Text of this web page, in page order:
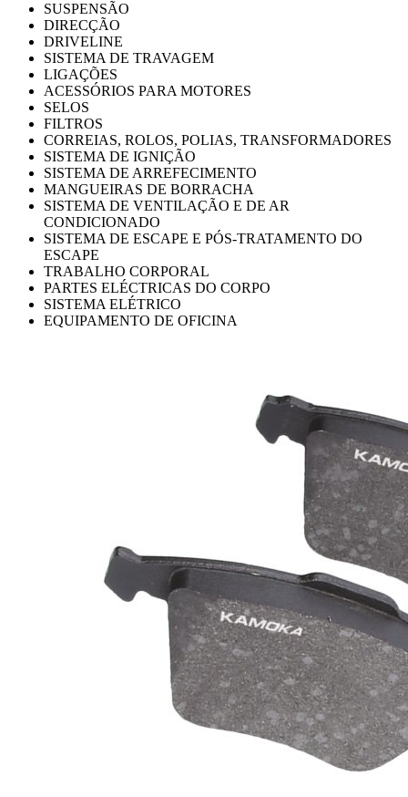
SUSPENSÃO
DIRECÇÃO
DRIVELINE
SISTEMA DE TRAVAGEM
LIGAÇÕES
ACESSÓRIOS PARA MOTORES
SELOS
FILTROS
CORREIAS, ROLOS, POLIAS, TRANSFORMADORES
SISTEMA DE IGNIÇÃO
SISTEMA DE ARREFECIMENTO
MANGUEIRAS DE BORRACHA
SISTEMA DE VENTILAÇÃO E DE AR
CONDICIONADO
SISTEMA DE ESCAPE E PÓS-TRATAMENTO DO
ESCAPE
TRABALHO CORPORAL
PARTES ELÉCTRICAS DO CORPO
SISTEMA ELÉTRICO
EQUIPAMENTO DE OFICINA